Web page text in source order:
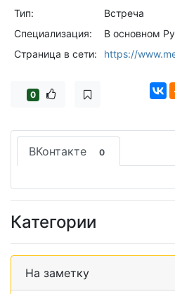
Тип:
Встреча
Специализация:
В основном
Страница в сети:
https://
0
ВКонтакте 0
Категории
На заметку